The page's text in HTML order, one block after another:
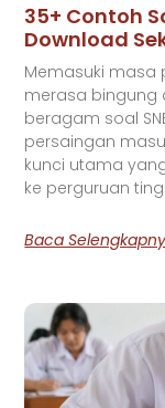
35+ Contoh
Download
Memasuki masa
merasa
beragam soal
persaingan
kunci utama
ke perguruan
Baca